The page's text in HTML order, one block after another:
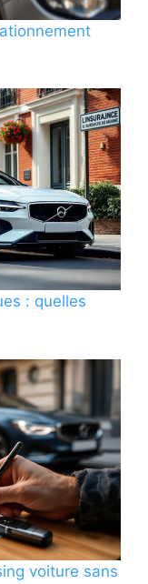
: quelles
voiture sans